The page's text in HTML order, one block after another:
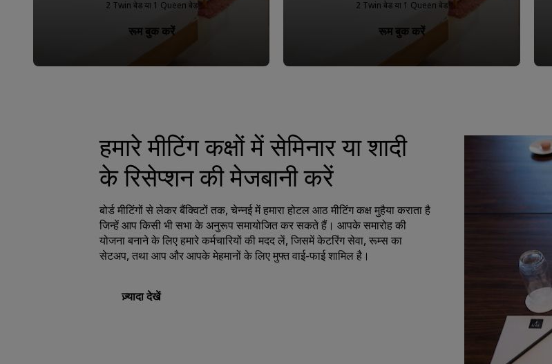
2 Twin बेड या 1 Queen बेड
रूम बुक करें
2 Twin बेड या 1 Queen बेड
रूम बुक करें
हमारे मीटिंग कक्षों में सेमिनार या शादी
के रिसेप्शन की मेजबानी करें
बोर्ड मीटिंगों से लेकर बैंक्विटों तक, चेन्नई में हमारा होटल आठ मीटिंग कक्ष मुहैया कराता है
जिन्हें आप किसी भी सभा के अनुरूप समायोजित कर सकते हैं। आपके समारोह की
योजना बनाने के लिए हमारे कर्मचारियों की मदद लें, जिसमें केटरिंग सेवा, रूम्स का
सेटअप, तथा आप और आपके मेहमानों के लिए मुफ्त वाई-फाई शामिल है।
ज़्यादा देखें